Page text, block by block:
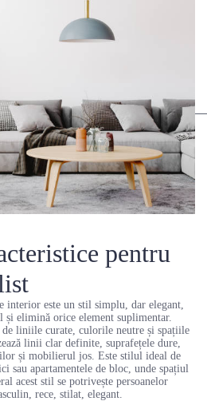
pentru
este un stil simplu, dar elegant,
și elimină orice element suplimentar.
liniile curate, culorile neutre și spațiile
linii clar definite, suprafețele dure,
și mobilierul jos. Este stilul ideal de
sau apartamentele de bloc, unde spațiul
acest stil se potrivește persoanelor
rece, stilat, elegant.